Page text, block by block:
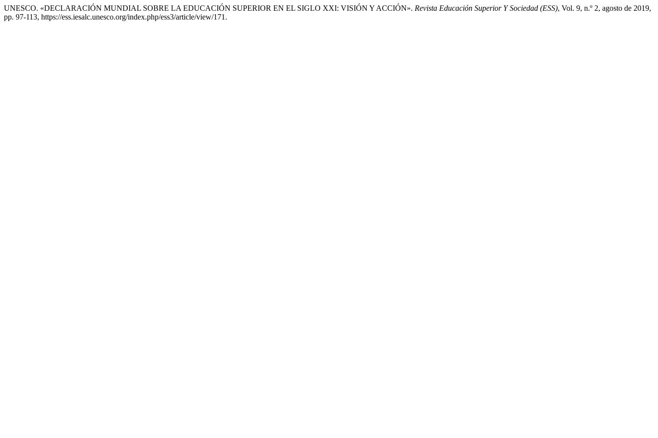
UNESCO. «DECLARACIÓN MUNDIAL SOBRE LA EDUCACIÓN SUPERIOR EN EL SIGLO XXI: VISIÓN Y ACCIÓN». Revista Educación Superior Y Sociedad (ESS), Vol. 9, n.º 2, agosto de 2019,
pp. 97-113, https://ess.iesalc.unesco.org/index.php/ess3/article/view/171.